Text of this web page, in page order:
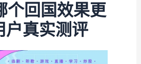
个回国效果更
户真实测评